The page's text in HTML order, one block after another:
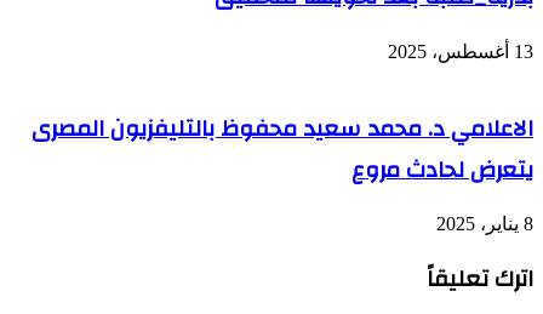
13 أغسطس، 2025
الاعلامي د. محمد سعيد محفوظ بالتليفزيون المصرى
يتعرض لحادث مروع
8 يناير، 2025
اترك تعليقاً